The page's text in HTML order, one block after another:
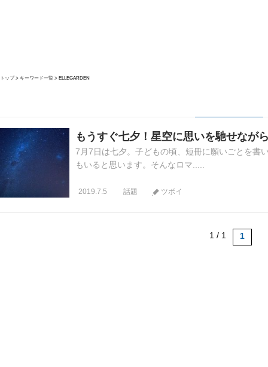
トップ キーワード一覧 ELLEGARDEN
もうすぐ七夕！星空に思いを馳せなが
7月7日は七夕。子どもの頃、短冊に願いごとを書
もいると思います。そんなロマ.....
2019.7.5 話題 ツボイ
1 / 1 1